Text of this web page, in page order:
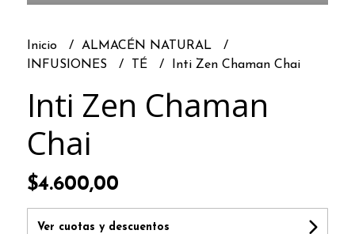
Inicio
ALMACÉN NATURAL
INFUSIONES
TÉ Inti Zen Chaman Chai
Inti Zen Chaman
Chai
$4.600,00
Ver cuotas y descuentos